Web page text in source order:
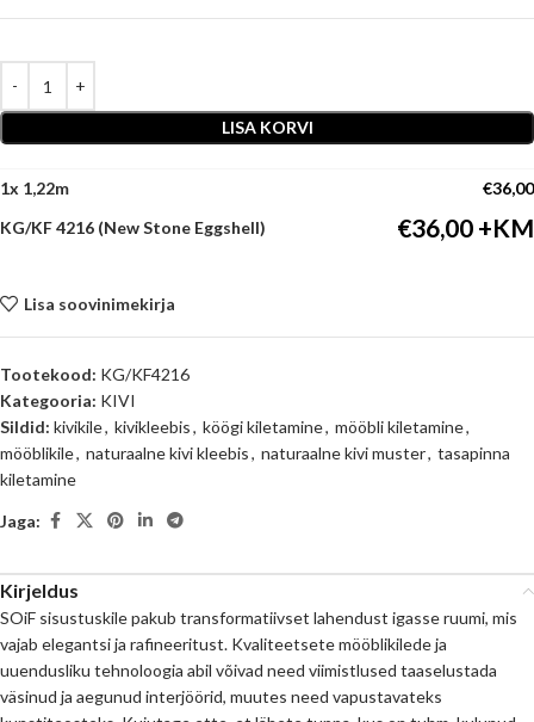
LISA KORVI
1x €36,00
KG/KF 4216 (New Stone Eggshell)
€36,00
Lisa soovinimekirja
Tootekood: KG/KF4216
Kategooria: KIVI
Sildid: kivikile, kivikleebis, köögi kiletamine, mööbli kiletamine,
mööblikile, naturaalne kivi kleebis, naturaalne kivi muster, tasapinna
kiletamine
Jaga:
Kirjeldus
SOiF sisustuskile pakub transformatiivset lahendust igasse ruumi, mis
vajab elegantsi ja rafineeritust. Kvaliteetsete mööblikilede ja
uuendusliku tehnoloogia abil võivad need viimistlused taaselustada
väsinud ja aegunud interjöörid, muutes need vapustavateks